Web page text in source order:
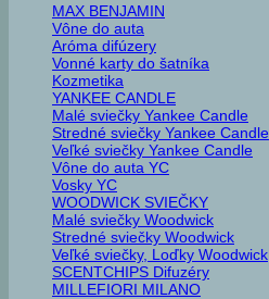
MAX BENJAMIN
Vône do auta
Aróma difúzery
Vonné karty do šatníka
Kozmetika
YANKEE CANDLE
Malé sviečky Yankee Candle
Stredné sviečky Yankee Candle
Veľké sviečky Yankee Candle
Vône do auta YC
Vosky YC
WOODWICK SVIEČKY
Malé sviečky Woodwick
Stredné sviečky Woodwick
Veľké sviečky, Loďky Woodwick
SCENTCHIPS Difuzéry
MILLEFIORI MILANO